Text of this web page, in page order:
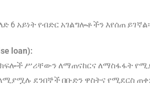
አይነት የብድር አገልግሎቶችን እየሰጠ
loan):
ሥሪቸውን ለማጠናከርና ለማስፋፋት
ደንበኞች በቡድን ዋስትና የሚደርስ